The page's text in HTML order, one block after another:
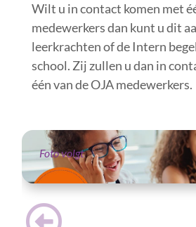
Wilt u in contact komen met
medewerkers dan kunt u dit
leerkrachten of de Intern
school. Zij zullen u dan in
één van de OJA medewerkers.
Foto volgt